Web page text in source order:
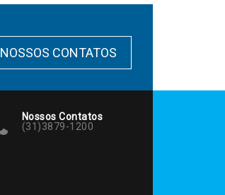
NOSSOS CONTATOS
Nossos Contatos
(31)3879-1200